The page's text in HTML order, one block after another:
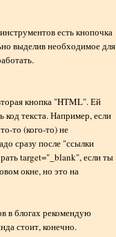
есть кнопочка
выделив необходимое для
кнопка "HTML". Ей
код текста. Например, если
то (кого-то) не
сразу после "ссылки
target="_blank", если ты
окне, но это на
в блогах рекомендую
стоит, конечно.